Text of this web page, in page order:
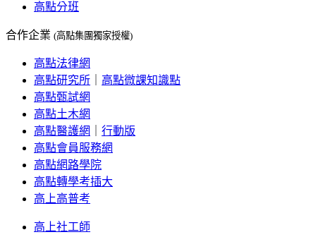
高點分班
合作企業 (高點集團獨家授權)
高點法律網
高點研究所
高點微課知識點
高點甄試網
高點土木網
高點醫護網
行動版
高點會員服務網
高點網路學院
高點轉學考插大
高上高普考
高上社工師